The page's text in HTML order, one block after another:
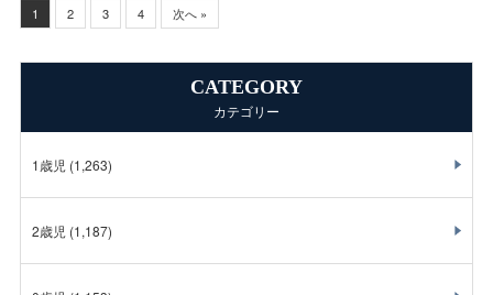
1 2 3 4 次へ »
CATEGORY
カテゴリー
1歳児 (1,263)
2歳児 (1,187)